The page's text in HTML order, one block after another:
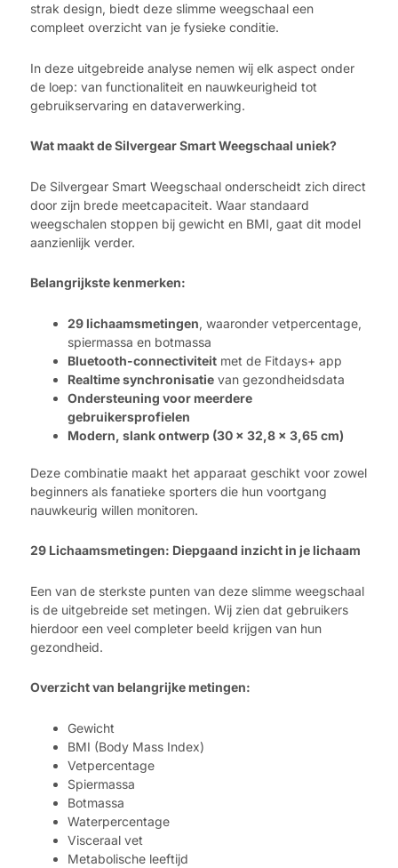
strak design, biedt deze slimme weegschaal een
compleet overzicht van je fysieke conditie.
In deze uitgebreide analyse nemen wij elk aspect onder
de loep: van functionaliteit en nauwkeurigheid tot
gebruikservaring en dataverwerking.
Wat maakt de Silvergear Smart Weegschaal uniek?
De Silvergear Smart Weegschaal onderscheidt zich direct
door zijn brede meetcapaciteit. Waar standaard
weegschalen stoppen bij gewicht en BMI, gaat dit model
aanzienlijk verder.
Belangrijkste kenmerken:
29 lichaamsmetingen, waaronder vetpercentage,
spiermassa en botmassa
Bluetooth-connectiviteit met de Fitdays+ app
Realtime synchronisatie van gezondheidsdata
Ondersteuning voor meerdere
gebruikersprofielen
Modern, slank ontwerp (30 x 32,8 x 3,65 cm)
Deze combinatie maakt het apparaat geschikt voor zowel
beginners als fanatieke sporters die hun voortgang
nauwkeurig willen monitoren.
29 Lichaamsmetingen: Diepgaand inzicht in je lichaam
Een van de sterkste punten van deze slimme weegschaal
is de uitgebreide set metingen. Wij zien dat gebruikers
hierdoor een veel completer beeld krijgen van hun
gezondheid.
Overzicht van belangrijke metingen:
Gewicht
BMI (Body Mass Index)
Vetpercentage
Spiermassa
Botmassa
Waterpercentage
Visceraal vet
Metabolische leeftijd